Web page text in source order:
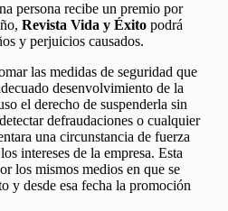
persona recibe un premio por
Revista Vida y Éxito podrá
y perjuicios causados.
las medidas de seguridad que
desenvolvimiento de la
el derecho de suspenderla sin
defraudaciones o cualquier
una circunstancia de fuerza
intereses de la empresa. Esta
los mismos medios en que se
y desde esa fecha la promoción